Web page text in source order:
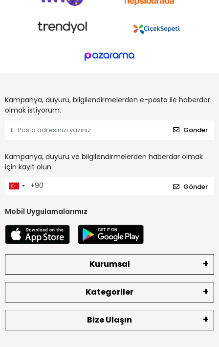
Kampanya, duyuru, bilgilendirmelerden e-posta ile haberdar
olmak istiyorum.
Gönder
Kampanya, duyuru ve bilgilendirmelerden haberdar olmak
için kayıt olun.
Gönder
Mobil Uygulamalarımız
Kurumsal
Kategoriler
Bize Ulaşın